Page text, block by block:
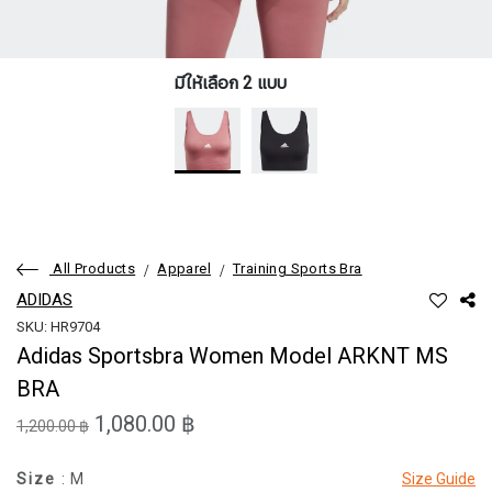
มีให้เลือก 2 แบบ
All Products Apparel Training Sports Bra
ADIDAS
SKU: HR9704
Adidas Sportsbra Women Model ARKNT MS
BRA
1,200.00 ฿ 1,080.00 ฿
Size Guide
Size : M